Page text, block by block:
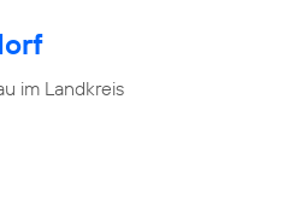
im Landkreis